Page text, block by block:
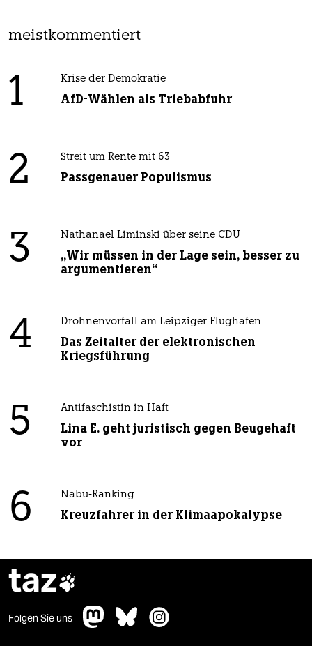
meistkommentiert
1 Krise der Demokratie
AfD-Wählen als Triebabfuhr
2 Streit um Rente mit 63
Passgenauer Populismus
3 Nathanael Liminski über seine CDU
„Wir müssen in der Lage sein, besser zu
argumentieren“
4 Drohnenvorfall am Leipziger Flughafen
Das Zeitalter der elektronischen
Kriegsführung
5 Antifaschistin in Haft
Lina E. geht juristisch gegen Beugehaft
vor
6 Nabu-Ranking
Kreuzfahrer in der Klimaapokalypse
taz
Folgen Sie uns